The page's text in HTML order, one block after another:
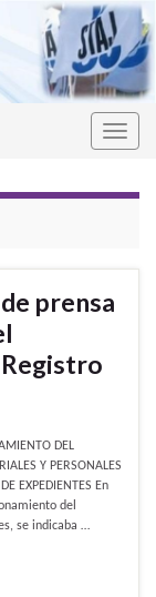
prensa
DEL
Y PERSONALES
EXPEDIENTES En
del
se indicaba …